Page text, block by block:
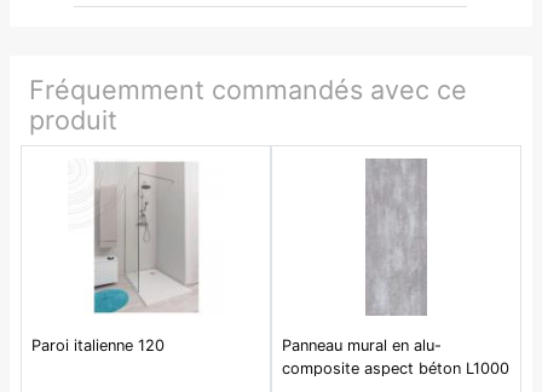
Fréquemment commandés avec ce
produit
Paroi italienne 120
Panneau mural en alu-
composite aspect béton L1000